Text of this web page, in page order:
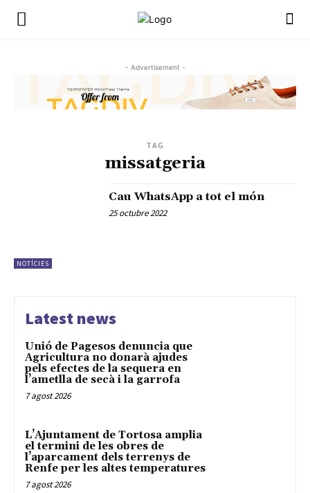
- Advertisement -
TAG
missatgeria
NOTÍCIES
Cau WhatsApp a tot el món
25 octubre 2022
Latest news
Unió de Pagesos denuncia que
Agricultura no donarà ajudes
pels efectes de la sequera en
l’ametlla de secà i la garrofa
7 agost 2026
L’Ajuntament de Tortosa amplia
el termini de les obres de
l’aparcament dels terrenys de
Renfe per les altes temperatures
7 agost 2026